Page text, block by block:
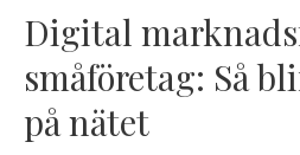
Digital
småföretag: Så
på nätet